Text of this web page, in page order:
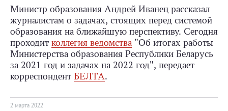
Министр образования Андрей Иванец рассказал
журналистам о задачах, стоящих перед системой
образования на ближайшую перспективу. Сегодня
проходит коллегия ведомства "Об итогах работы
Министерства образования Республики Беларусь
за 2021 год и задачах на 2022 год", передает
корреспондент БЕЛТА.
2 мартa 2022